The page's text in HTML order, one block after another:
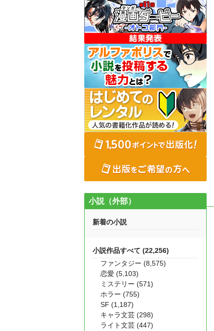
小説（外部）
新着の小説
小説作品すべて (22,256)
ファンタジー (8,575)
恋愛 (5,103)
ミステリー (571)
ホラー (755)
SF (1,187)
キャラ文芸 (298)
ライト文芸 (447)